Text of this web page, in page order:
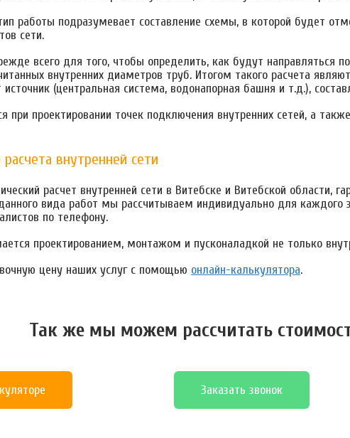
работы подразумевает составление схемы, в которой будет
сети.
всего для того, чтобы определить, как будут направляться
внутренних диаметров труб. Итогом такого расчета
(центральная система, водонапорная башня и т.д.),
при проектировании точек подключения внутренних сетей, а
внутренней сети
расчет внутренней сети в Витебске и Витебской области,
вида работ мы рассчитываем индивидуально для каждого
по телефону.
проектированием, монтажом и пусконаладкой не только
цену наших услуг с помощью онлайн-калькулятора.
Так же мы можем расcчитать
Заказать звонок